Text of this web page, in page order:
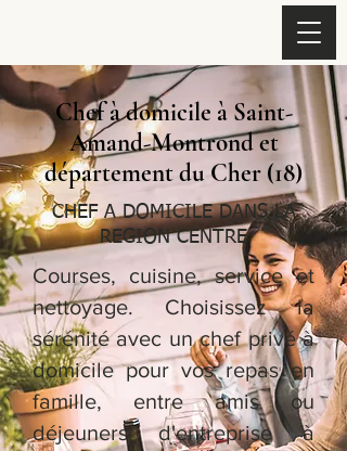
Chef à domicile à Saint-
Amand-Montrond et
département du Cher (18)
CHEF A DOMICILE DANS LA
REGION CENTRE
Courses, cuisine, service et
nettoyage. Choisissez la
sérénité avec un chef privé à
domicile pour vos repas en
famille, entre amis ou
déjeuners d'entreprise à